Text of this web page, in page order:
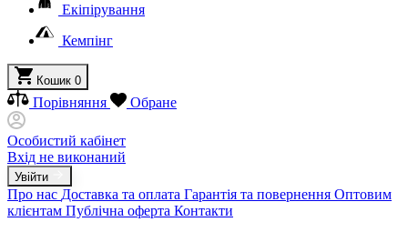
Екіпірування
Кемпінг
Кошик 0
Порівняння Обране
Особистий кабінет
Вхід не виконаний
Увійти
Про нас Доставка та оплата Гарантія та повернення Оптовим
клієнтам Публічна оферта Контакти